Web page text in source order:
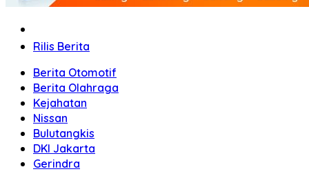
Rilis Berita
Berita Otomotif
Berita Olahraga
Kejahatan
Nissan
Bulutangkis
DKI Jakarta
Gerindra